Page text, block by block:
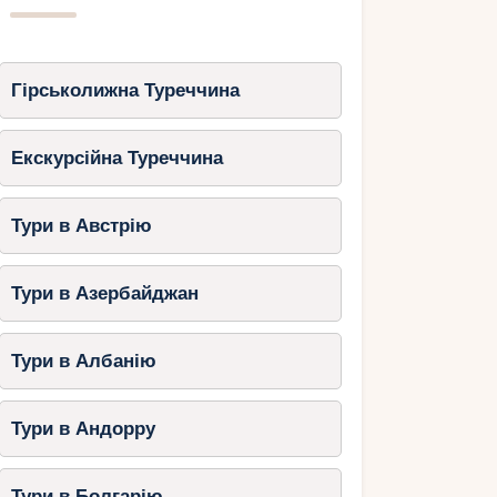
Гірськолижна Туреччина
Екскурсійна Туреччина
Тури в Австрію
Тури в Азербайджан
Тури в Албанію
Тури в Андорру